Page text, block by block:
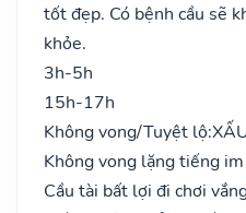
tốt đẹp. Có bệnh cầu sẽ
khỏe.
3h-5h
15h-17h
Không vong/Tuyệt lộ:
Không vong lặng tiếng
Cầu tài bất lợi đi chơi